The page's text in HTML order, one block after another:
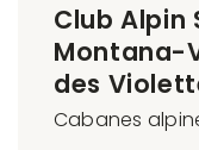
Club Alpin
Montana-
des
Cabanes